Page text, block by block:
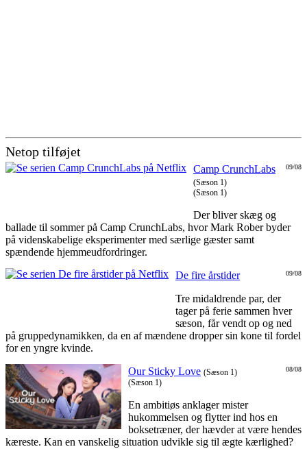
Netop tilføjet
09/08
Camp CrunchLabs
(Sæson 1)
(Sæson 1)
Der bliver skæg og
ballade til sommer på Camp CrunchLabs, hvor Mark Rober byder
på videnskabelige eksperimenter med særlige gæster samt
spændende hjemmeudfordringer.
09/08
De fire årstider
Tre midaldrende par, der
tager på ferie sammen hver
sæson, får vendt op og ned
på gruppedynamikken, da en af mændene dropper sin kone til fordel
for en yngre kvinde.
08/08
Our Sticky Love (Sæson 1)
(Sæson 1)
En ambitiøs anklager mister
hukommelsen og flytter ind hos en
boksetræner, der hævder at være hendes
kæreste. Kan en vanskelig situation udvikle sig til ægte kærlighed?